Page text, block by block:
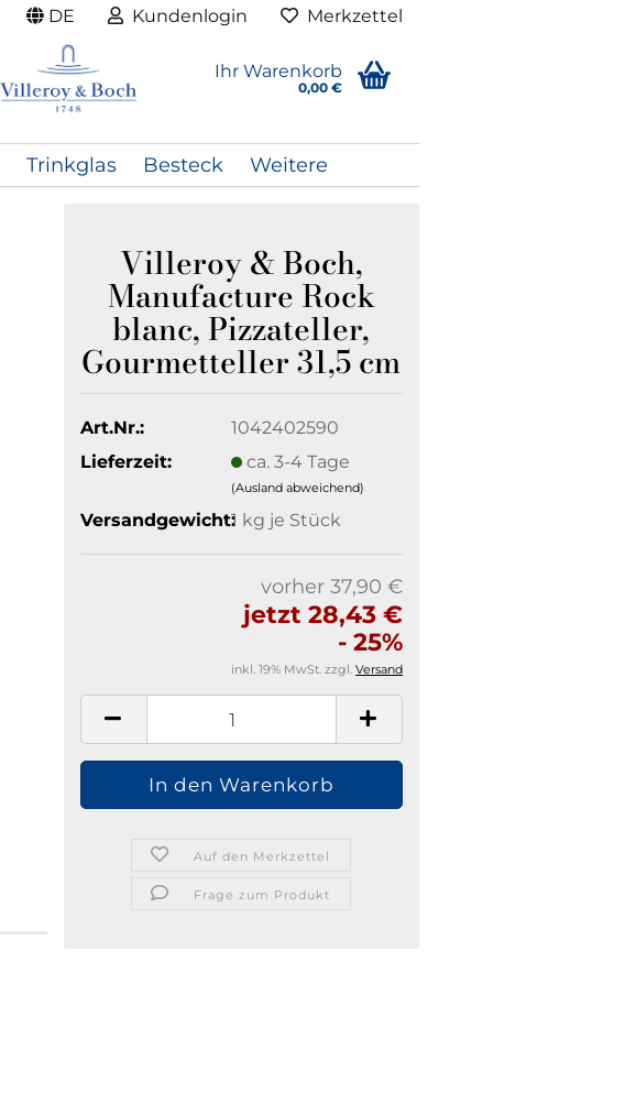
DE Kundenlogin Merkzettel
Ihr Warenkorb
0,00 €
Trinkglas Besteck Weitere
Villeroy & Boch,
Manufacture Rock
blanc, Pizzateller,
Gourmetteller 31,5 cm
Art.Nr.:
1042402590
Lieferzeit:
ca. 3-4 Tage
(Ausland abweichend)
Versandgewicht:1 kg je Stück
vorher 37,90 €
jetzt 28,43 €
- 25%
inkl. 19% MwSt. zzgl. Versand
Auf den Merkzettel
Frage zum Produkt